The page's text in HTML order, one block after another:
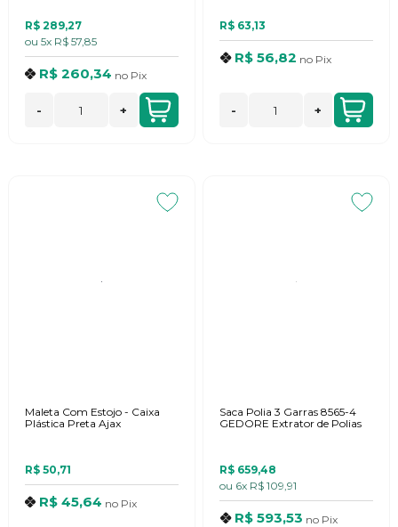
R$ 289,27
ou 5x R$ 57,85
R$ 260,34 no Pix
- +
R$ 63,13
R$ 56,82 no Pix
- +
Maleta Com Estojo - Caixa
Plástica Preta Ajax
R$ 50,71
R$ 45,64 no Pix
Saca Polia 3 Garras 8565-4
GEDORE Extrator de Polias
R$ 659,48
ou 6x R$ 109,91
R$ 593,53 no Pix